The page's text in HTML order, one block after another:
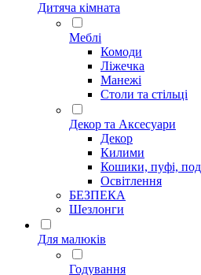
Дитяча кімната
Меблі
Комоди
Ліжечка
Манежі
Столи та стільці
Декор та Аксесуари
Декор
Килими
Кошики, пуфі,
Освітлення
БЕЗПЕКА
Шезлонги
Для малюків
Годування